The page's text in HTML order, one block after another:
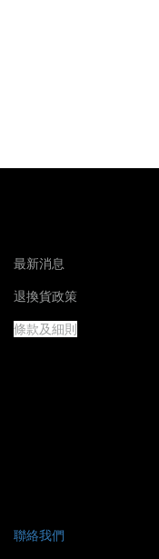
最新消息
退換貨政策
條款及細則
聯絡我們